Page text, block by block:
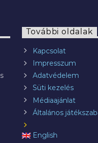
További oldalak
Kapcsolat
Impresszum
Adatvédelem
Süti kezelés
Médiaajánlat
Általános
English